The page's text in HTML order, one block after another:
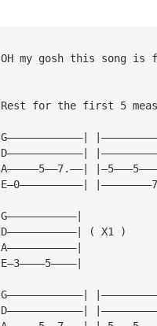
OH my gosh this song
Rest for the first 5
G————————————|
D————————————|
A—————5——7.——|
E—0——————————|
G———————————|
D———————————| ( X1 )
A———————————|
E—3————5————|
G————————————|
D————————————|